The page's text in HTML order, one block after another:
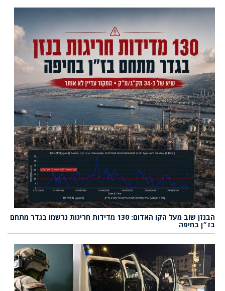
הבנזן שוב מעל הקו האדום: 130 מדידות חריגות נרשמו בגדר מתחם
בז״ן בחיפה